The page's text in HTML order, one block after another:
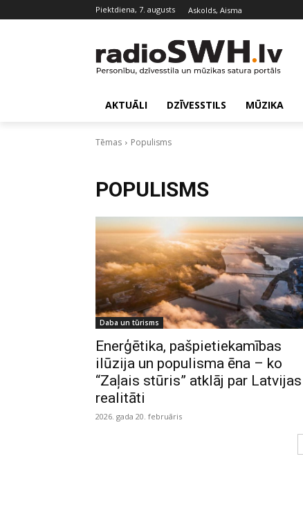
piektdiena, 7. augusts Askolds, Aisma
AKTUĀLI DZĪVESSTILS MŪZIKA
Tēmas Populisms
POPULISMS
Daba un tūrisms
Enerģētika, pašpietiekamības
ilūzija un populisma ēna – ko
“Zaļais stūris” atklāj par Latvijas
realitāti
2026. gada 20. februāris